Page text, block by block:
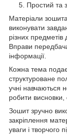
Простий та
Матеріали
виконувати
різних
Вправи
інформації.
Кожна тема подає
структуроване
учні навчаються
робити висновки,
Зошит зручно
закріплення
уваги і творчого